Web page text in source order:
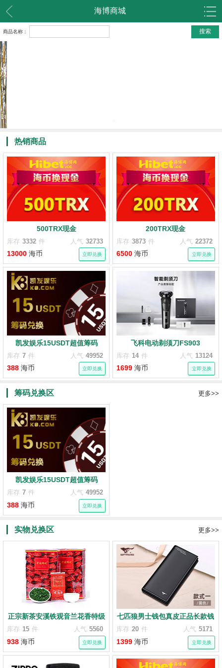
海博商城
商品名称：
热销商品
500TRX现金
人气 32733
库存 3332 件
13000 海币 立即兑换
200TRX现金
人气 22372
库存 3873 件
6500 海币 立即兑换
凯发娱乐15USDT超值筹码
人气 49952
库存 7 件
388 海币 立即兑换
飞科电动剃须刀FS903
人气 13124
库存 14 件
1699 海币 立即兑换
更多>>
筹码兑换区
凯发娱乐15USDT超值筹码
人气 49952
库存 7 件
388 海币 立即兑换
更多>>
实物兑换区
正宗新茶安溪铁观音兰花香特级
秋茶浓香型茶叶500g
人气 5560
库存 15 件
938 海币 立即兑换
七匹狼男士钱包真皮正品长款钱
人气 5171
库存 20 件
1399 海币 立即兑换